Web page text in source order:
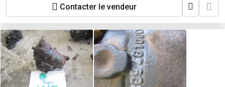
Contacter le vendeur